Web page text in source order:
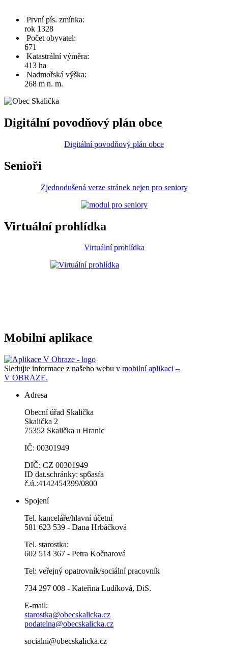
První pís. zmínka:
rok 1328
Počet obyvatel:
671
Katastrální výměra:
413 ha
Nadmořská výška:
268 m n. m.
Digitální povodňový plán obce
Digitální povodňový plán obce
Senioři
Zjednodušená verze stránek nejen pro seniory
Virtuální prohlídka
Virtuální prohlídka
Mobilní aplikace
Sledujte informace z našeho webu v mobilní aplikaci –
V OBRAZE.
Adresa
Obecní úřad Skalička
Skalička 2
75352 Skalička u Hranic
IČ: 00301949
DIČ: CZ 00301949
ID dat.schránky: sp6asfa
č.ú.:4142454399/0800
Spojení
Tel. kanceláře/hlavní účetní
581 623 539 - Dana Hrbáčková
Tel. starostka:
602 514 367 - Petra Kočnarová
Tel: veřejný opatrovník/sociální pracovník
734 297 008 - Kateřina Ludíková, DiS.
E-mail:
starostka@obecskalicka.cz
podatelna@obecskalicka.cz
socialni@obecskalicka.cz